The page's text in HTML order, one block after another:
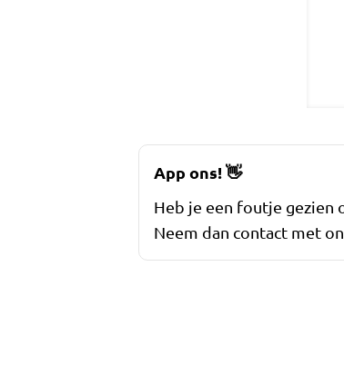
App ons!👋
Heb je een foutje gezien
Neem dan contact met